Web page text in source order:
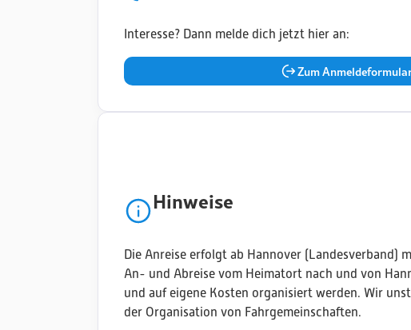
Interesse? Dann melde dich jetzt hier an:
Zum
Hinweise
Die Anreise erfolgt ab Hannover (Landesverband)
An- und Abreise vom Heimatort nach und von
und auf eigene Kosten organisiert werden. Wir
der Organisation von Fahrgemeinschaften.